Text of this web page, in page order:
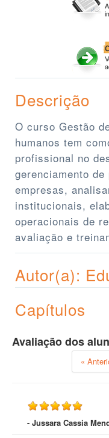
Descrição
O curso Gestão
humanos tem
profissional no
gerenciamento
empresas,
institucionais,
operacionais de
avaliação e
Autor(a):
Capítulos
Avaliação dos
«
- Jussara Cassia